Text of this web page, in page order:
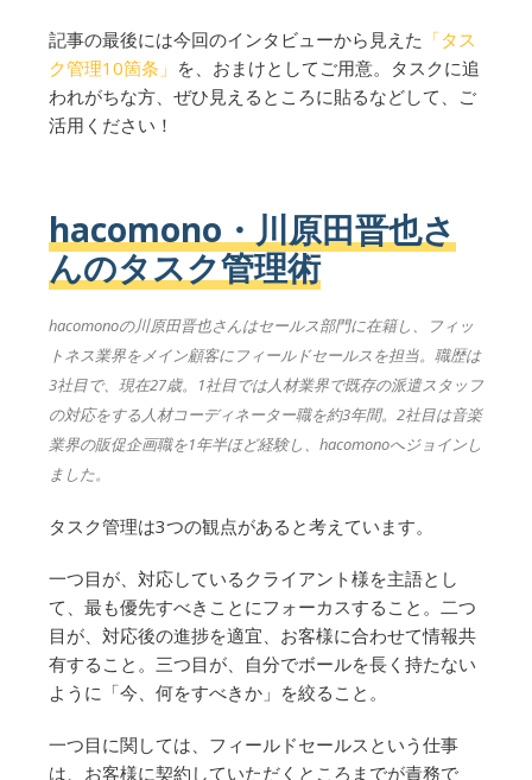
記事の最後には今回のインタビューから見えた 「タス
ク管理10箇条」 を、おまけとしてご用意。タスクに追
われがちな方、ぜひ見えるところに貼るなどして、ご
活用ください！
hacomono・川原田晋也さ
んのタスク管理術
hacomonoの川原田晋也さんはセールス部門に在籍し、フィッ
トネス業界をメイン顧客にフィールドセールスを担当。職歴は
3社目で、現在27歳。1社目では人材業界で既存の派遣スタッフ
の対応をする人材コーディネーター職を約3年間。2社目は音楽
業界の販促企画職を1年半ほど経験し、hacomonoへジョインし
ました。
タスク管理は3つの観点があると考えています。
一つ目が、対応しているクライアント様を主語とし
て、最も優先すべきことにフォーカスすること。二つ
目が、対応後の進捗を適宜、お客様に合わせて情報共
有すること。三つ目が、自分でボールを長く持たない
ように「今、何をすべきか」を絞ること。
一つ目に関しては、フィールドセールスという仕事
は、お客様に契約していただくところまでが責務で